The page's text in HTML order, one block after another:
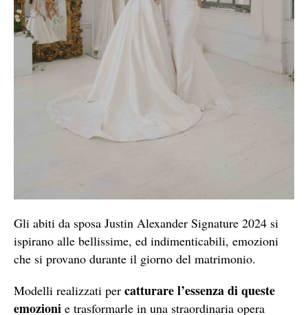
Gli abiti da sposa Justin Alexander Signature 2024 si
ispirano alle bellissime, ed indimenticabili, emozioni
che si provano durante il giorno del matrimonio.
Modelli realizzati per catturare l’essenza di queste
emozioni e trasformarle in una straordinaria opera